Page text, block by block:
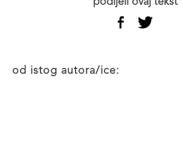
od istog autora/ice: